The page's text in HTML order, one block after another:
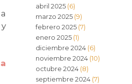
abril 2025(6)
marzo 2025(9)
febrero 2025(7)
enero 2025(1)
diciembre 2024(6)
noviembre 2024(10)
octubre 2024(8)
septiembre 2024(7)